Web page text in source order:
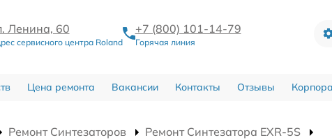
Ленина, 60
сервисного центра Roland
+7 (800) 101-14-79
Горячая линия
Цена ремонта Вакансии Контакты Отзывы
Ремонт Синтезаторов
Ремонт Синтезатора EXR-5S